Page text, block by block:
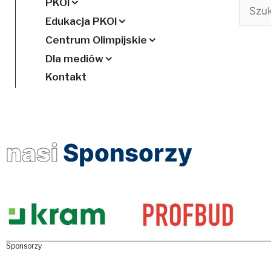
Edukacja PKOl
Centrum Olimpijskie
Dla mediów
Kontakt
nasi Sponsorzy
Sponsorzy